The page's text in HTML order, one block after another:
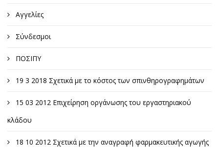
Αγγελίες
Σύνδεσμοι
ΠΟΣΙΠΥ
19 3 2018 Σχετικά με το κόστος των σπινθηρογραφημάτων
15 03 2012 Επιχείρηση οργάνωσης του εργαστηριακού
κλάδου
18 10 2012 Σχετικά με την αναγραφή φαρμακευτικής αγωγής